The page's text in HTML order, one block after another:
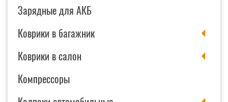
Зарядные для АКБ
Коврики в багажник
Коврики в салон
Компрессоры